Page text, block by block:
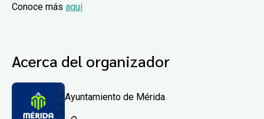
Conoce más aquí
Acerca del organizador
Ayuntamiento de Mérida